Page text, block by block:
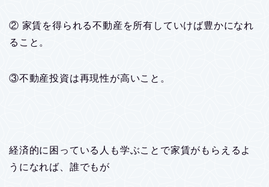
② 家賃を得られる不動産を所有していけば豊かになれ
ること。
③不動産投資は再現性が高いこと。
経済的に困っている人も学ぶことで家賃がもらえるよ
うになれば、誰でもが